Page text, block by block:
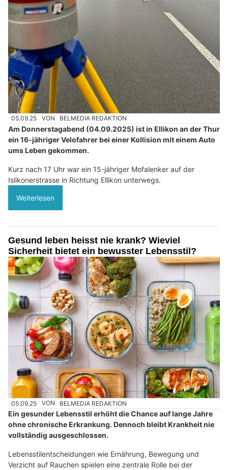
05.09.25 VON BELMEDIA REDAKTION
Am Donnerstagabend (04.09.2025) ist in Ellikon an der Thur
ein 16-jähriger Velofahrer bei einer Kollision mit einem Auto
ums Leben gekommen.
Kurz nach 17 Uhr war ein 15-jähriger Mofalenker auf der
Islikonerstrasse in Richtung Ellikon unterwegs.
Weiterlesen
Gesund leben heisst nie krank? Wieviel
Sicherheit bietet ein bewusster Lebensstil?
05.09.25 VON BELMEDIA REDAKTION
Ein gesunder Lebensstil erhöht die Chance auf lange Jahre
ohne chronische Erkrankung. Dennoch bleibt Krankheit nie
vollständig ausgeschlossen.
Lebensstilentscheidungen wie Ernährung, Bewegung und
Verzicht auf Rauchen spielen eine zentrale Rolle bei der